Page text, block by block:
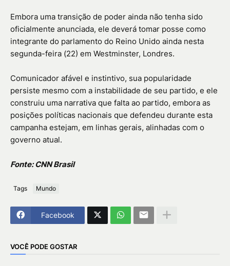
Embora uma transição de poder ainda não tenha sido
oficialmente anunciada, ele deverá tomar posse como
integrante do parlamento do Reino Unido ainda nesta
segunda-feira (22) em Westminster, Londres.
Comunicador afável e instintivo, sua popularidade
persiste mesmo com a instabilidade de seu partido, e ele
construiu uma narrativa que falta ao partido, embora as
posições políticas nacionais que defendeu durante esta
campanha estejam, em linhas gerais, alinhadas com o
governo atual.
Fonte: CNN Brasil
Tags Mundo
Facebook
VOCÊ PODE GOSTAR